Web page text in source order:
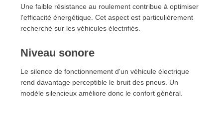
Une faible résistance au roulement contribue à optimiser
l'efficacité énergétique. Cet aspect est particulièrement
recherché sur les véhicules électrifiés.
Niveau sonore
Le silence de fonctionnement d'un véhicule électrique
rend davantage perceptible le bruit des pneus. Un
modèle silencieux améliore donc le confort général.